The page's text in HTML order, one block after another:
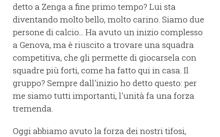
detto a Zenga a fine primo tempo? Lui sta
diventando molto bello, molto carino. Siamo due
persone di calcio... Ha avuto un inizio complesso
a Genova, ma è riuscito a trovare una squadra
competitiva, che gli permette di giocarsela con
squadre più forti, come ha fatto qui in casa. Il
gruppo? Sempre dall'inizio ho detto questo: per
me siamo tutti importanti, l'unità fa una forza
tremenda.
Oggi abbiamo avuto la forza dei nostri tifosi,